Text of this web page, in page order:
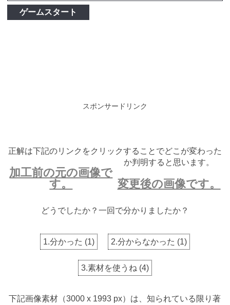
ゲームスタート
スポンサードリンク
正解は下記のリンクをクリックすることでどこが変わった
か判明すると思います。
加工前の元の画像で
す。
変更後の画像です。
どうでしたか？一回で分かりましたか？
1.分かった (1) 2.分からなかった (1)
3.素材を使うね (4)
下記画像素材（3000 x 1993 px）は、知られている限り著